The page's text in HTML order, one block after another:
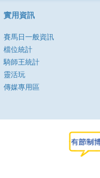
實用資訊
賽馬日一般資訊
檔位統計
騎師王統計
靈活玩
傳媒專用區